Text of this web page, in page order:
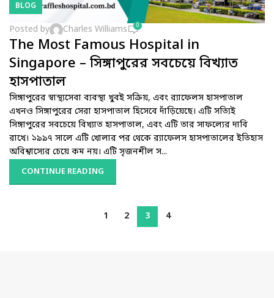
BLOG
Posted by Charles Williams 0
The Most Famous Hospital in
Singapore – সিঙ্গাপুরের সবচেয়ে বিখ্যাত
হাসপাতাল
সিঙ্গাপুরের স্বাস্থ্যসেবা ব্যবস্থা খুবই সক্রিয়, এবং র‌্যাফেলস হাসপাতাল
এখনও সিঙ্গাপুরের সেরা হাসপাতাল হিসেবে দাঁড়িয়েছে। এটি সত্যিই
সিঙ্গাপুরের সবচেয়ে বিখ্যাত হাসপাতাল, এবং এটি তার সাফল্যের দাবি
রাখে। ১৯৯৭ সালে এটি খোলার পর থেকে র‌্যাফেলস হাসপাতালের ইতিহাস
অবিশ্বাস্যের চেয়ে কম নয়। এটি সৃজনশীল স...
CONTINUE READING
1 2 3 4